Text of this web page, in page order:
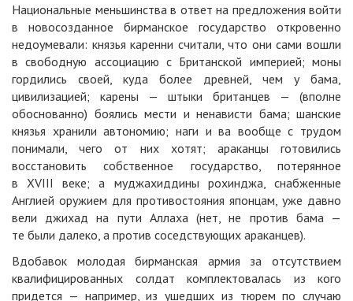
Национальные меньшинства в ответ на предложения войти
в новосозданное бирманское государство откровенно
недоумевали: князья каренни считали, что они сами вошли
в свободную ассоциацию с Британской империей; моны
гордились своей, куда более древней, чем у бама,
цивилизацией; карены — штыки британцев — (вполне
обоснованно) боялись мести и ненависти бама; шанские
князья хранили автономию; наги и ва вообще с трудом
понимали, чего от них хотят; араканцы готовились
восстановить собственное государство, потерянное
в XVIII веке; а муджахиддины рохинджа, снабженные
Англией оружием для противостояния японцам, уже давно
вели джихад на пути Аллаха (нет, не против бама —
те были далеко, а против соседствующих араканцев).
Вдобавок молодая бирманская армия за отсутствием
квалифицированных солдат комплектовалась из кого
придется — например, из ушедших из тюрем по случаю